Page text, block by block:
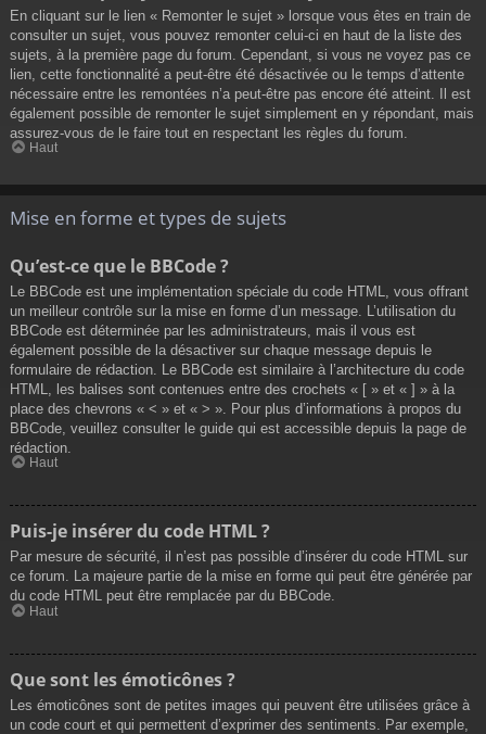
En cliquant sur le lien « Remonter le sujet » lorsque vous êtes en train de
consulter un sujet, vous pouvez remonter celui-ci en haut de la liste des
sujets, à la première page du forum. Cependant, si vous ne voyez pas ce
lien, cette fonctionnalité a peut-être été désactivée ou le temps d’attente
nécessaire entre les remontées n’a peut-être pas encore été atteint. Il est
également possible de remonter le sujet simplement en y répondant, mais
assurez-vous de le faire tout en respectant les règles du forum.
Haut
Mise en forme et types de sujets
Qu’est-ce que le BBCode ?
Le BBCode est une implémentation spéciale du code HTML, vous offrant
un meilleur contrôle sur la mise en forme d’un message. L’utilisation du
BBCode est déterminée par les administrateurs, mais il vous est
également possible de la désactiver sur chaque message depuis le
formulaire de rédaction. Le BBCode est similaire à l’architecture du code
HTML, les balises sont contenues entre des crochets « [ » et « ] » à la
place des chevrons « < » et « > ». Pour plus d’informations à propos du
BBCode, veuillez consulter le guide qui est accessible depuis la page de
rédaction.
Haut
Puis-je insérer du code HTML ?
Par mesure de sécurité, il n’est pas possible d’insérer du code HTML sur
ce forum. La majeure partie de la mise en forme qui peut être générée par
du code HTML peut être remplacée par du BBCode.
Haut
Que sont les émoticônes ?
Les émoticônes sont de petites images qui peuvent être utilisées grâce à
un code court et qui permettent d’exprimer des sentiments. Par exemple,